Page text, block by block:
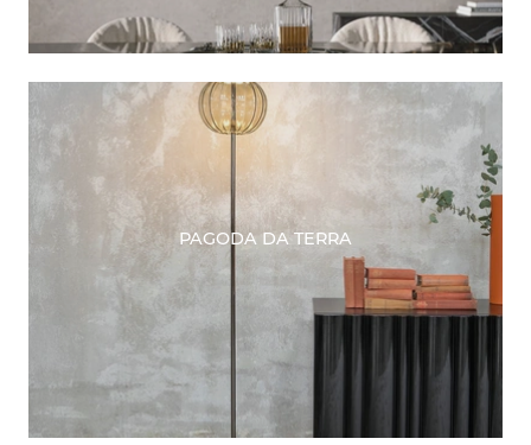
PAGODA DA TERRA